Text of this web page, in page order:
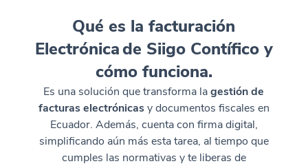
Qué es la facturación
Electrónica de Siigo Contífico y
cómo funciona.
Es una solución que transforma lagestión de
facturas electrónicasy documentos fiscales en
Ecuador. Además, cuenta con firma digital,
simplificando aún más esta tarea, al tiempo que
cumples las normativas y te liberas de